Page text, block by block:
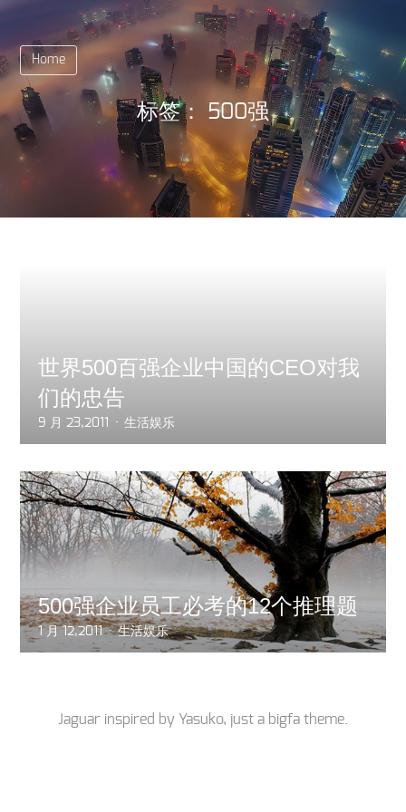
Home
标签： 500强
世界500百强企业中国的CEO对我
们的忠告
9 月 23,2011 生活娱乐
500强企业员工必考的12个推理题
1 月 12,2011 生活娱乐
Jaguar inspired by Yasuko, just a bigfa theme.